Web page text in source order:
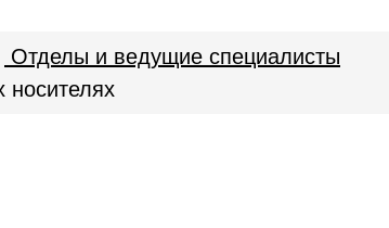
Отделы и ведущие специалисты
носителях